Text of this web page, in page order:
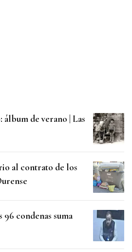
de verano | Las
al contrato de los
96 condenas suma